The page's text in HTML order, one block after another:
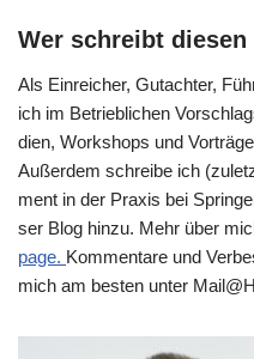
Wer schreibt diesen
Als Ein­rei­cher, Gut­ach­ter,
ich im Betrieb­li­chen
di­en, Work­shops und
Außer­dem schrei­be ich
ment in der Pra­xis bei
ser Blog hin­zu. Mehr über
page. Kom­men­ta­re und
mich am besten unter